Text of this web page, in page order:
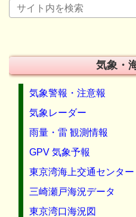
気象・
気象警報・注意報
気象レーダー
雨量・雷 観測情報
GPV 気象予報
東京湾海上交通センター
三崎瀬戸海況データ
東京湾口海況図